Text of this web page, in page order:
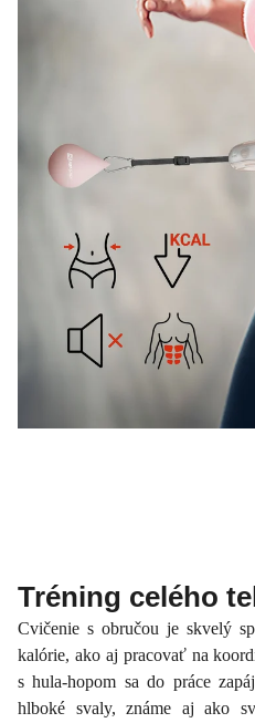
Tréning celého
Cvičenie s obručou je skvelý
kalórie, ako aj pracovať na
s hula-hopom sa do práce
hlboké svaly, známe aj ako